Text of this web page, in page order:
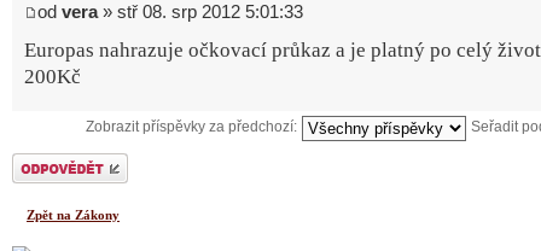
od vera» stř 08. srp 2012 5:01:33
Europas nahrazuje očkovací průkaz a je platný po celý
200Kč
Zobrazit příspěvky za předchozí: Seřadit
Odeslat odpověď
Zpět na Zákony